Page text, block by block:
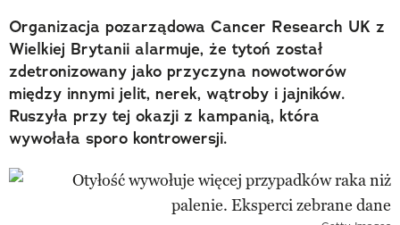
Organizacja pozarządowa Cancer Research UK z
Wielkiej Brytanii alarmuje, że tytoń został
zdetronizowany jako przyczyna nowotworów
między innymi jelit, nerek, wątroby i jajników.
Ruszyła przy tej okazji z kampanią, która
wywołała sporo kontrowersji.